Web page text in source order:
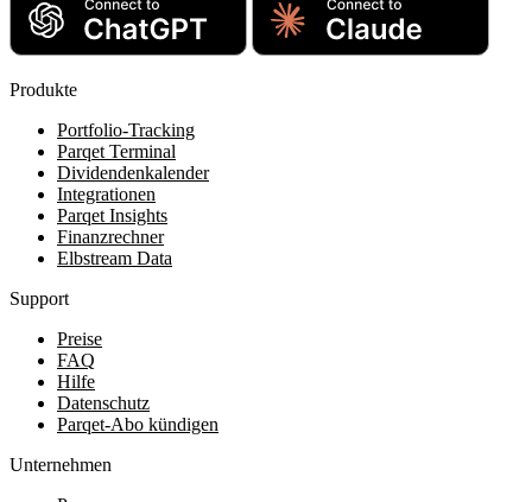
Produkte
Portfolio-Tracking
Parqet Terminal
Dividendenkalender
Integrationen
Parqet Insights
Finanzrechner
Elbstream Data
Support
Preise
FAQ
Hilfe
Datenschutz
Parqet-Abo kündigen
Unternehmen